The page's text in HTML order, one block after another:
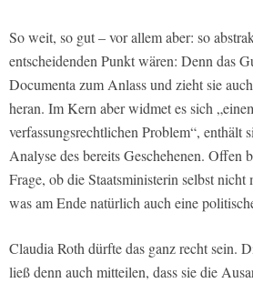
So weit, so gut – vor allem aber: so
entscheidenden Punkt wären: Denn das
Documenta zum Anlass und zieht sie
heran. Im Kern aber widmet es sich
verfassungsrechtlichen Problem“, enthält
Analyse des bereits Geschehenen. Offen
Frage, ob die Staatsministerin selbst nicht
was am Ende natürlich auch eine
Claudia Roth dürfte das ganz recht sein.
ließ denn auch mitteilen, dass sie die